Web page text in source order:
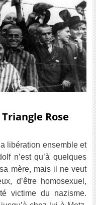
Rose
libération ensemble et
n’est qu’à quelques
mère, mais il ne veut
d’être homosexuel,
victime du nazisme.